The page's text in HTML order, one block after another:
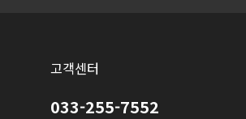
고객센터
033-255-7552